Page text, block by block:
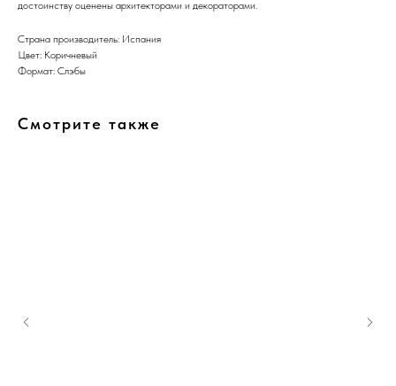
достоинству оценены архитекторами и декораторами.
Страна производитель: Испания
Цвет: Коричневый
Формат: Слэбы
Смотрите также